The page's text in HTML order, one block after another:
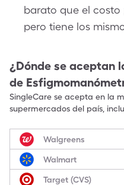
barato que el costo
pero tiene los
¿Dónde se aceptan
de
SingleCare se acepta en la
supermercados del país,
Walgreens
Walmart
Target (CVS)